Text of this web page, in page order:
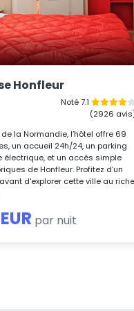
Honfleur
Noté 7.1
(2926
la Normandie, l’hôtel offre 69
un accueil 24h/24, un parking
et un accès simple
de Honfleur. Profitez d’un
d'explorer cette ville au
par nuit